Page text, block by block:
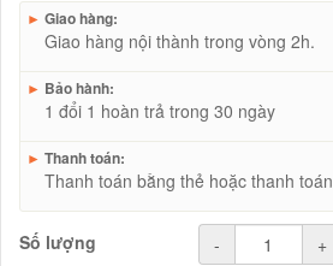
► Giao hàng:
Giao hàng nội thành trong vòng 2h.
► Bảo hành:
1 đổi 1 hoàn trả trong 30 ngày
► Thanh toán:
Thanh toán bằng thẻ hoặc thanh
Số lượng - +